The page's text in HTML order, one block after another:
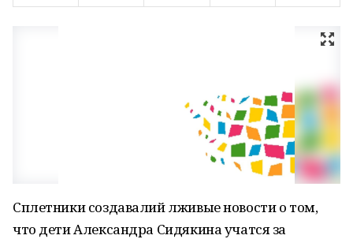
Сплетники создавалий лживые новости о том,
что дети Александра Сидякина учатся за